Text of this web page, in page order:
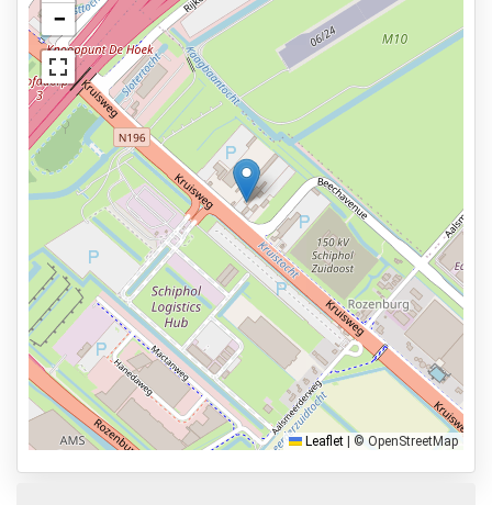
Beveiligd parkeren
Verlicht terrein
Asfalt of bestrating
Toiletten aanwezig
Services
24 uur per dag geopend
Vooraf reserveren
4,4km naar vertrekhal
Parkeervormen
Shuttle Parking
Valet Parking
Park & Walk
Bekijk op kaart
−
Leaflet © OpenStreetMap